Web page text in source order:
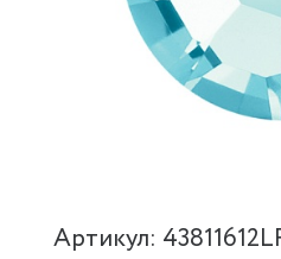
Артикул: